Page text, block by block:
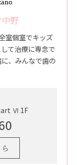
野
室個室でキッズ
て治療に専念で
、みんなで歯の
art Ⅵ 1F